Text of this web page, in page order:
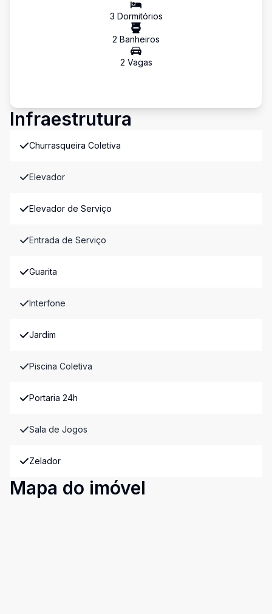
3 Dormitórios
2 Banheiros
2 Vagas
Infraestrutura
Churrasqueira Coletiva
Elevador
Elevador de Serviço
Entrada de Serviço
Guarita
Interfone
Jardim
Piscina Coletiva
Portaria 24h
Sala de Jogos
Zelador
Mapa do imóvel